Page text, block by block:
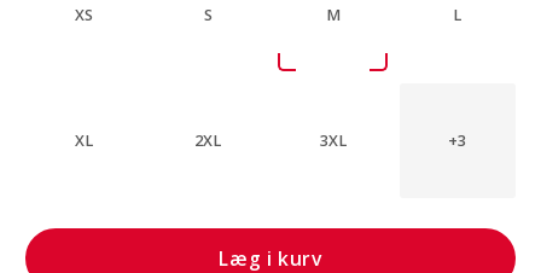
XS S M L
XL 2XL 3XL +3
Læg i kurv